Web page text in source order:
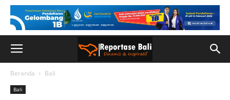
Beranda Bali
Bali